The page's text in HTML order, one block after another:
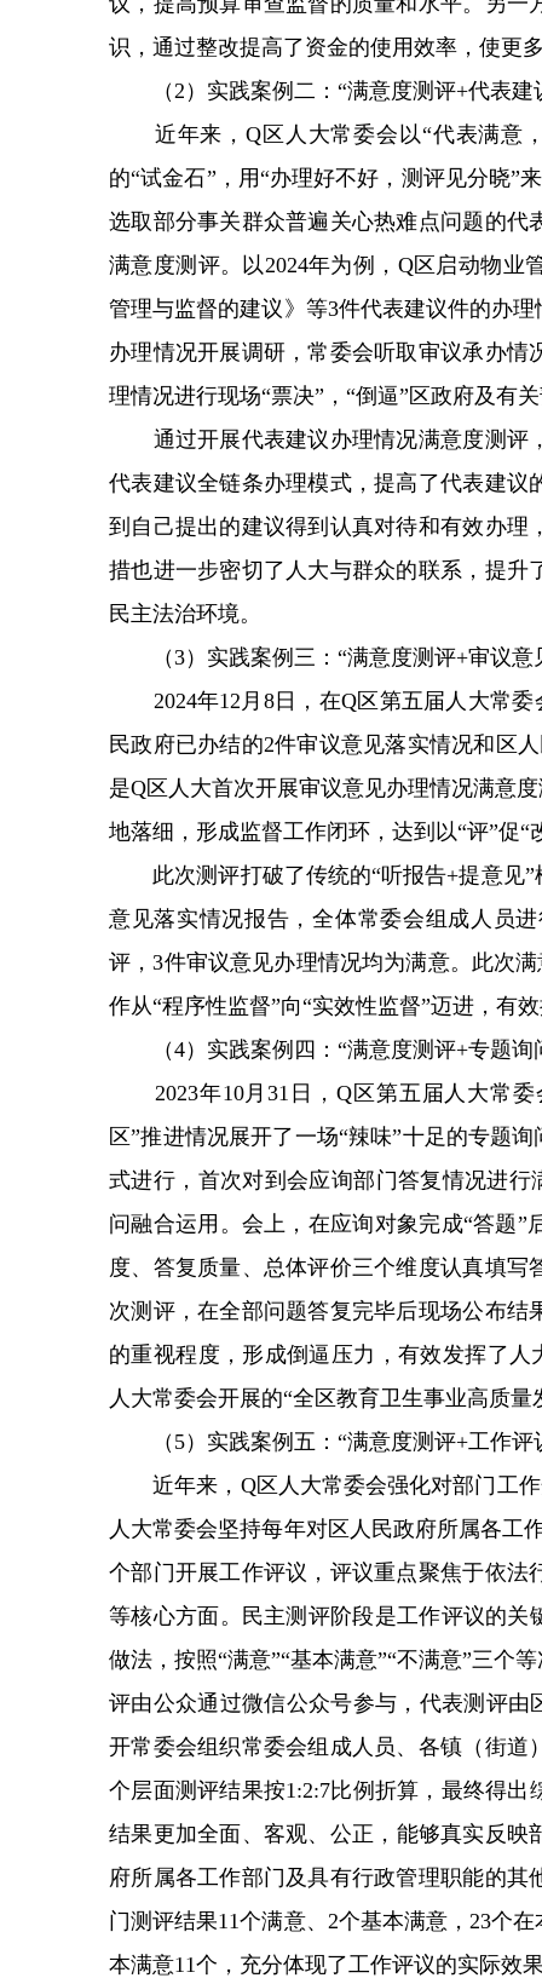
识，通过整改提高了资金的使用效率，使更
（2）实践案例二：“满意度测评+代表建
近年来，Q区人大常委会以“代表满意，
的“试金石”，用“办理好不好，测评见分晓”
选取部分事关群众普遍关心热难点问题的
满意度测评。以2024年为例，Q区启动物
管理与监督的建议》等3件代表建议件的办
办理情况开展调研，常委会听取审议承办
理情况进行现场“票决”，“倒逼”区政府及有
通过开展代表建议办理情况满意度测评
代表建议全链条办理模式，提高了代表建
到自己提出的建议得到认真对待和有效办
措也进一步密切了人大与群众的联系，提
民主法治环境。
（3）实践案例三：“满意度测评+审议意
2024年12月8日，在Q区第五届人大常委
民政府已办结的2件审议意见落实情况和区
是Q区人大首次开展审议意见办理情况满意
地落细，形成监督工作闭环，达到以“评”促“
此次测评打破了传统的“听报告+提意见”
意见落实情况报告，全体常委会组成人员
评，3件审议意见办理情况均为满意。此次
作从“程序性监督”向“实效性监督”迈进，有
（4）实践案例四：“满意度测评+专题询
2023年10月31日，Q区第五届人大常委
区”推进情况展开了一场“辣味”十足的专题
式进行，首次对到会应询部门答复情况进
问融合运用。会上，在应询对象完成“答题
度、答复质量、总体评价三个维度认真填
次测评，在全部问题答复完毕后现场公布
的重视程度，形成倒逼压力，有效发挥了
人大常委会开展的“全区教育卫生事业高质
（5）实践案例五：“满意度测评+工作评
近年来，Q区人大常委会强化对部门工作
人大常委会坚持每年对区人民政府所属各工
个部门开展工作评议，评议重点聚焦于依
等核心方面。民主测评阶段是工作评议的关
做法，按照“满意”“基本满意”“不满意”三个
评由公众通过微信公众号参与，代表测评
开常委会组织常委会组成人员、各镇（街
个层面测评结果按1:2:7比例折算，最终得
结果更加全面、客观、公正，能够真实反映
府所属各工作部门及具有行政管理职能的
门测评结果11个满意、2个基本满意，23个
本满意11个，充分体现了工作评议的实际效